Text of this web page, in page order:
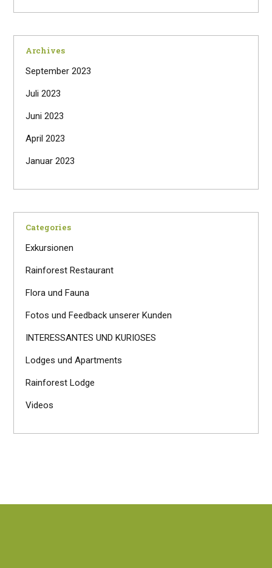
Archives
September 2023
Juli 2023
Juni 2023
April 2023
Januar 2023
Categories
Exkursionen
Rainforest Restaurant
Flora und Fauna
Fotos und Feedback unserer Kunden
INTERESSANTES UND KURIOSES
Lodges und Apartments
Rainforest Lodge
Videos